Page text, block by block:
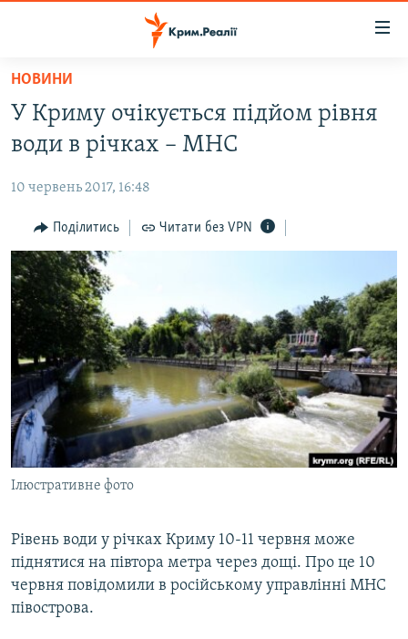
Перейти
основного
матеріалу
до
навігації
Перейти
до
пошуку
ВОДА.КРИМ
ВІДЕО ТА ФОТО
ПОЛІТИКА
БЛОГИ
ПОГЛЯД
ІНТЕРВ'Ю
ВСЕ ЗА ДЕНЬ
СПЕЦПРОЕКТИ
ДЕПОРТАЦІЯ
ВІДЕОУРОКИ «ELIFBE»
СВІДЧЕННЯ ОКУПАЦІЇ
УКРАЇНСЬКА ПРОБЛЕМА КРИМУ
ЯК ОБІЙТИ БЛОКУВАННЯ
Русский
Qırımtatar
Усі сайти RFE/RL
НОВИНИ
У Криму очікується підйом рівня
води в річках – МНС
10 червень 2017, 16:48
Поділитись Читати без VPN
Ілюстративне фото
Рівень води у річках Криму 10-11 червня може
піднятися на півтора метра через дощі. Про це 10
червня повідомили в російському управлінні МНС
півострова.